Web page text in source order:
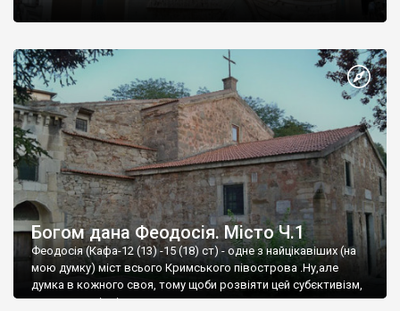
Богом дана Феодосія. Місто Ч.1
Феодосія (Кафа-12 (13) -15 (18) ст) - одне з найцікавіших (на
мою думку) міст всього Кримського півострова .Ну,але
думка в кожного своя, тому щоби розвіяти цей субєктивізм,
запрошую відвідати це